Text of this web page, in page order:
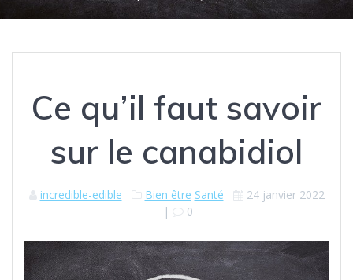
Ce qu’il faut savoir
sur le canabidiol
incredible-edible Bien être Santé
24 janvier 2022
|
0